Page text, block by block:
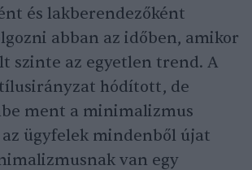
és lakberendezőként
abban az időben, amikor
szinte az egyetlen trend. A
hódított, de
ment a minimalizmus
ügyfelek mindenből újat
van egy